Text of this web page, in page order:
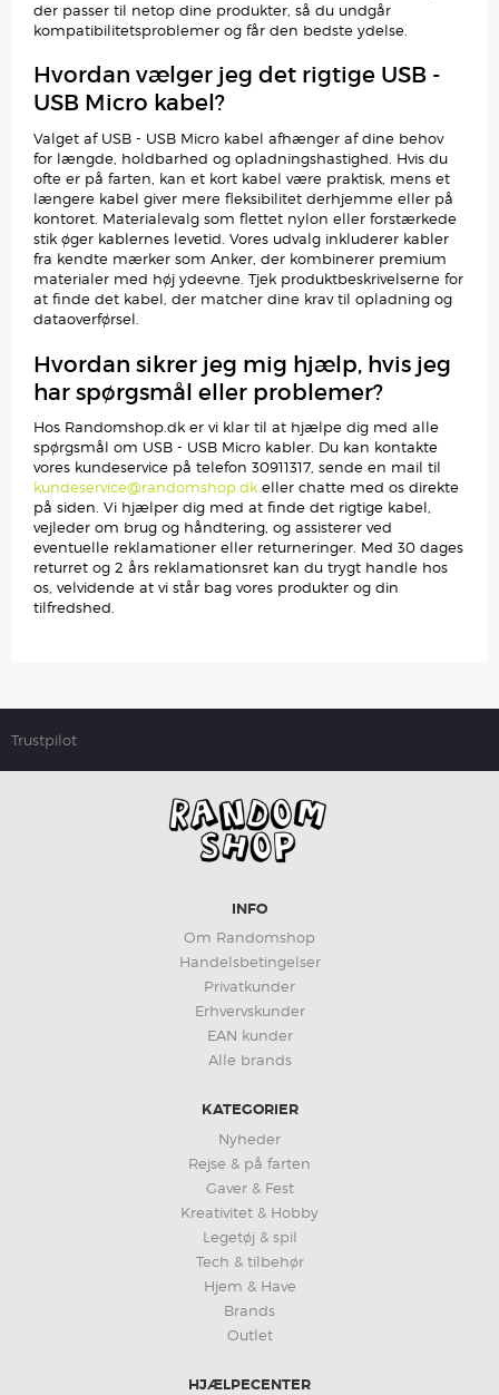
der passer til netop dine produkter, så du undgår
kompatibilitetsproblemer og får den bedste ydelse.
Hvordan vælger jeg det rigtige USB -
USB Micro kabel?
Valget af USB - USB Micro kabel afhænger af dine behov
for længde, holdbarhed og opladningshastighed. Hvis du
ofte er på farten, kan et kort kabel være praktisk, mens et
længere kabel giver mere fleksibilitet derhjemme eller på
kontoret. Materialevalg som flettet nylon eller forstærkede
stik øger kablernes levetid. Vores udvalg inkluderer kabler
fra kendte mærker som Anker, der kombinerer premium
materialer med høj ydeevne. Tjek produktbeskrivelserne for
at finde det kabel, der matcher dine krav til opladning og
dataoverførsel.
Hvordan sikrer jeg mig hjælp, hvis jeg
har spørgsmål eller problemer?
Hos Randomshop.dk er vi klar til at hjælpe dig med alle
spørgsmål om USB - USB Micro kabler. Du kan kontakte
vores kundeservice på telefon 30911317, sende en mail til
kundeservice@randomshop.dk eller chatte med os direkte
på siden. Vi hjælper dig med at finde det rigtige kabel,
vejleder om brug og håndtering, og assisterer ved
eventuelle reklamationer eller returneringer. Med 30 dages
returret og 2 års reklamationsret kan du trygt handle hos
os, velvidende at vi står bag vores produkter og din
tilfredshed.
Trustpilot
INFO
Om Randomshop
Handelsbetingelser
Privatkunder
Erhvervskunder
EAN kunder
Alle brands
KATEGORIER
Nyheder
Rejse & på farten
Gaver & Fest
Kreativitet & Hobby
Legetøj & spil
Tech & tilbehør
Hjem & Have
Brands
Outlet
HJÆLPECENTER